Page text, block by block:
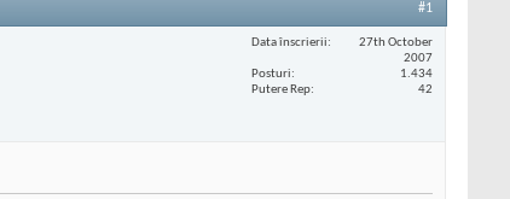
#1
Data înscrierii
27th October
2007
Posturi
1.434
Putere Rep
42